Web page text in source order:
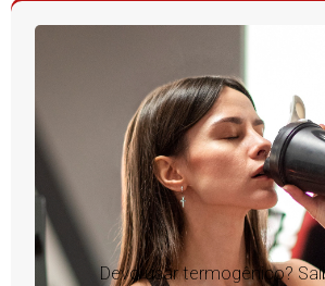
Devo usar termogênico?